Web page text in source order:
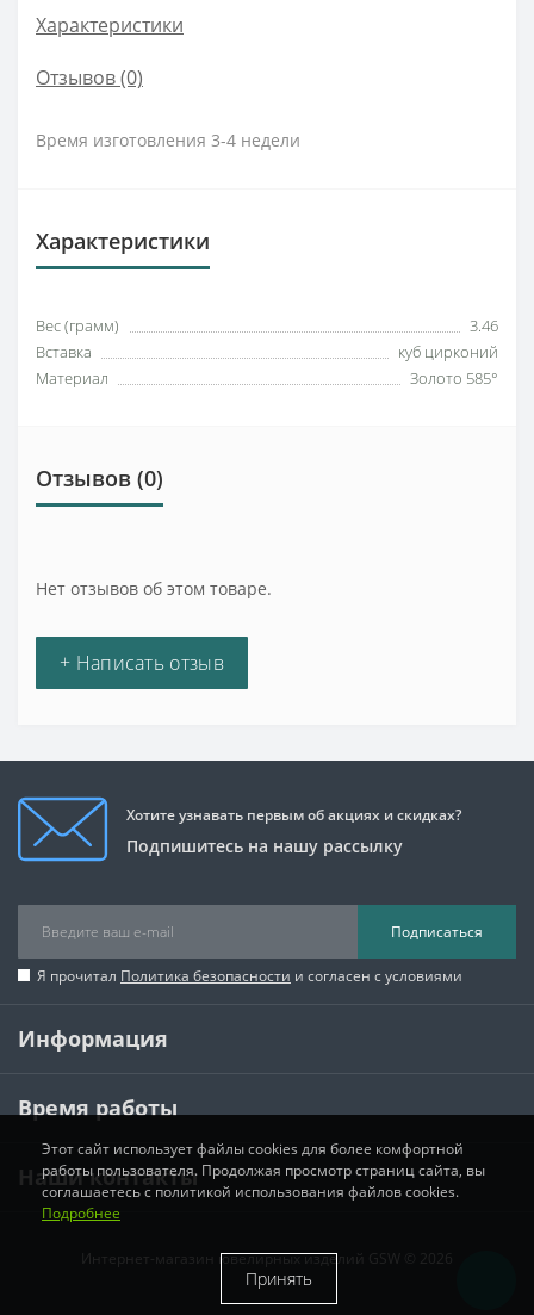
Характеристики
Отзывов (0)
Время изготовления 3-4 недели
Характеристики
Вес (грамм)
3.46
Вставка
куб цирконий
Материал
Золото 585°
Отзывов (0)
Нет отзывов об этом товаре.
+ Написать отзыв
Хотите узнавать первым об акциях и скидках?
Подпишитесь на нашу рассылку
Подписаться
Я прочитал Политика безопасности и согласен с условиями
Информация
Время работы
Наши контакты
Интернет-магазин ювелирных изделий GSW © 2026
Этот сайт использует файлы cookies для более комфортной
работы пользователя. Продолжая просмотр страниц сайта, вы
соглашаетесь с политикой использования файлов cookies.
Подробнее
Принять